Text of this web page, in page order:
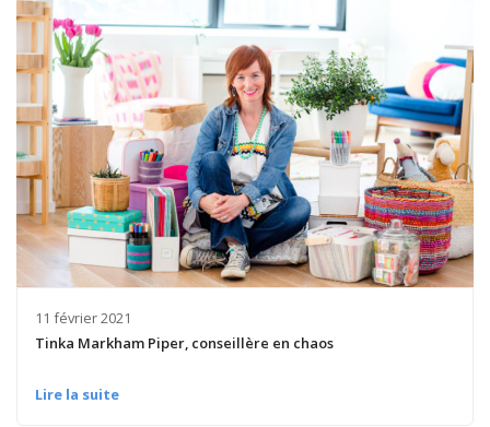
11 février 2021
Tinka Markham Piper, conseillère en chaos
Lire la suite